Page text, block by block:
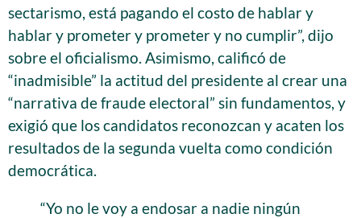
sectarismo, está pagando el costo de hablar y
hablar y prometer y prometer y no cumplir”, dijo
sobre el oficialismo. Asimismo, calificó de
“inadmisible” la actitud del presidente al crear una
“narrativa de fraude electoral” sin fundamentos, y
exigió que los candidatos reconozcan y acaten los
resultados de la segunda vuelta como condición
democrática.
“Yo no le voy a endosar a nadie ningún